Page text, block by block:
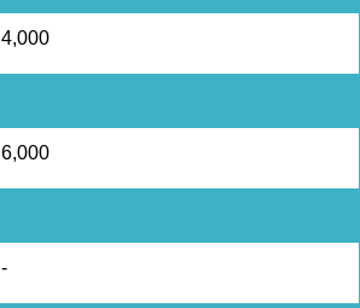
4,000
6,000
-